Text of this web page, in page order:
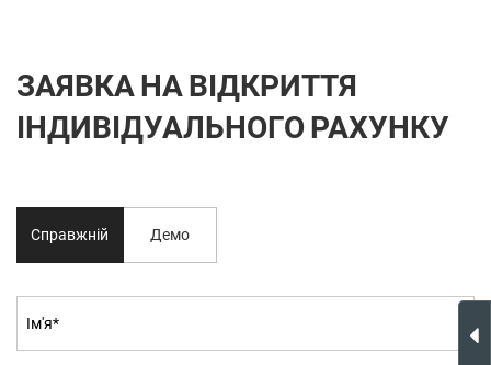
ЗАЯВКА НА ВІДКРИТТЯ
ІНДИВІДУАЛЬНОГО РАХУНКУ
Справжній Демо